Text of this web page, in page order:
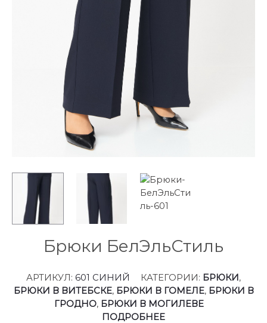
Брюки БелЭльСтиль
АРТИКУЛ: 601 СИНИЙ КАТЕГОРИИ: БРЮКИ,
БРЮКИ В ВИТЕБСКЕ, БРЮКИ В ГОМЕЛЕ, БРЮКИ В
ГРОДНО, БРЮКИ В МОГИЛЕВЕ
ПОДРОБНЕЕ